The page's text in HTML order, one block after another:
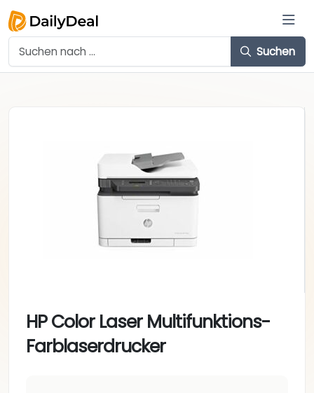
Suchen
HP Color Laser Multifunktions-
Farblaserdrucker